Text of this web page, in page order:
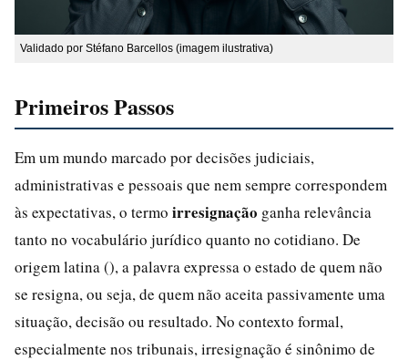
Validado por Stéfano Barcellos (imagem ilustrativa)
Primeiros Passos
Em um mundo marcado por decisões judiciais,
administrativas e pessoais que nem sempre correspondem
às expectativas, o termo irresignação ganha relevância
tanto no vocabulário jurídico quanto no cotidiano. De
origem latina (), a palavra expressa o estado de quem não
se resigna, ou seja, de quem não aceita passivamente uma
situação, decisão ou resultado. No contexto formal,
especialmente nos tribunais, irresignação é sinônimo de